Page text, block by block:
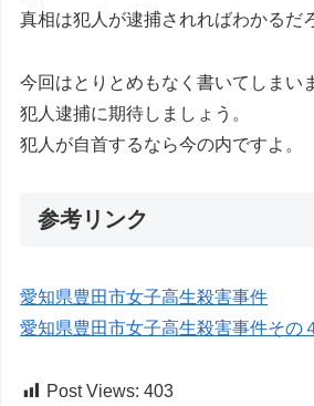
真相は犯人が逮捕されればわかるだ
今回はとりとめもなく書いてしまい
犯人逮捕に期待しましょう。
犯人が自首するなら今の内ですよ。
参考リンク
愛知県豊田市女子高生殺害事件
愛知県豊田市女子高生殺害事件その
Post Views: 403